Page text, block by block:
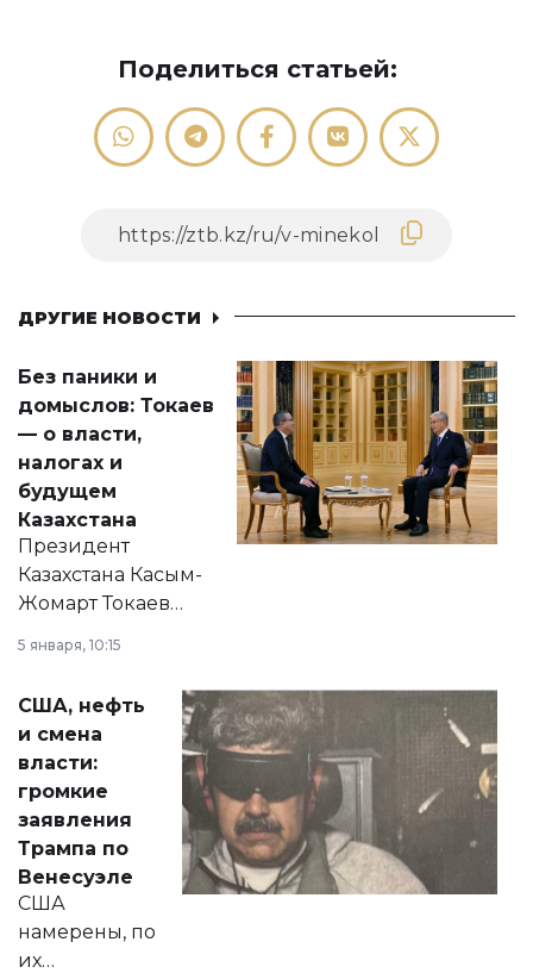
Поделиться статьей:
ДРУГИЕ НОВОСТИ
Без паники и
домыслов: Токаев
— о власти,
налогах и
будущем
Казахстана
Президент
Казахстана Касым-
Жомарт Токаев
сразу несколько
актуальных тем —
от слухов о
политических
реформах до
вопросов армии,
экономики и
личного здоровья.
5 января, 10:15
США, нефть
и смена
власти:
громкие
заявления
Трампа по
Венесуэле
США
намерены, по
их